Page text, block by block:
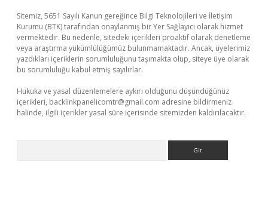
Sitemiz, 5651 Sayılı Kanun gereğince Bilgi Teknolojileri ve İletişim
Kurumu (BTK) tarafından onaylanmış bir Yer Sağlayıcı olarak hizmet
vermektedir. Bu nedenle, sitedeki içerikleri proaktif olarak denetleme
veya araştırma yükümlülüğümüz bulunmamaktadır. Ancak, üyelerimiz
yazdıkları içeriklerin sorumluluğunu taşımakta olup, siteye üye olarak
bu sorumluluğu kabul etmiş sayılırlar.
Hukuka ve yasal düzenlemelere aykırı olduğunu düşündüğünüz
içerikleri, backlinkpanelicomtr@gmail.com adresine bildirmeniz
halinde, ilgili içerikler yasal süre içerisinde sitemizden kaldırılacaktır.